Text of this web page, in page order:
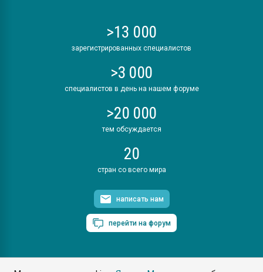
>13 000
зарегистрированных специалистов
>3 000
специалистов в день на нашем форуме
>20 000
тем обсуждается
20
стран со всего мира
написать нам
перейти на форум